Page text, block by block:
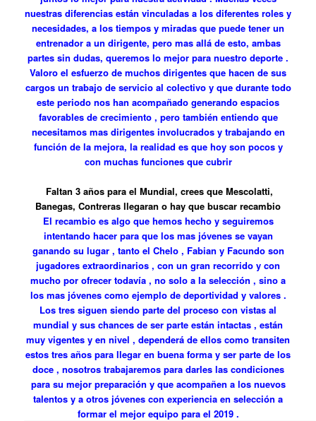
nuestras diferencias están vinculadas a los diferentes roles y
necesidades, a los tiempos y miradas que puede tener un
entrenador a un dirigente, pero mas allá de esto, ambas
partes sin dudas, queremos lo mejor para nuestro deporte .
Valoro el esfuerzo de muchos dirigentes que hacen de sus
cargos un trabajo de servicio al colectivo y que durante todo
este periodo nos han acompañado generando espacios
favorables de crecimiento , pero también entiendo que
necesitamos mas dirigentes involucrados y trabajando en
función de la mejora, la realidad es que hoy son pocos y
con muchas funciones que cubrir
Faltan 3 años para el Mundial, crees que Mescolatti,
Banegas, Contreras llegaran o hay que buscar recambio
El recambio es algo que hemos hecho y seguiremos
intentando hacer para que los mas jóvenes se vayan
ganando su lugar , tanto el Chelo , Fabian y Facundo son
jugadores extraordinarios , con un gran recorrido y con
mucho por ofrecer todavía , no solo a la selección , sino a
los mas jóvenes como ejemplo de deportividad y valores .
Los tres siguen siendo parte del proceso con vistas al
mundial y sus chances de ser parte están intactas , están
muy vigentes y en nivel , dependerá de ellos como transiten
estos tres años para llegar en buena forma y ser parte de los
doce , nosotros trabajaremos para darles las condiciones
para su mejor preparación y que acompañen a los nuevos
talentos y a otros jóvenes con experiencia en selección a
formar el mejor equipo para el 2019 .